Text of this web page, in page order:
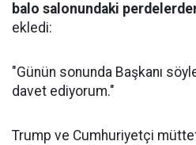
balo salonundaki
ekledi:
"Günün sonunda Başkanı
davet ediyorum."
Trump ve Cumhuriyetçi